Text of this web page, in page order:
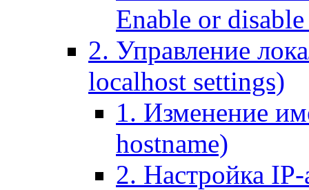
Enable or
2. Управление
localhost settings)
1. Изменение
hostname)
2. Настройка IP-